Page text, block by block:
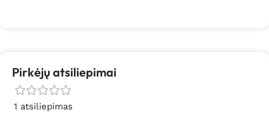
Pirkėjų atsiliepimai
1 atsiliepimas